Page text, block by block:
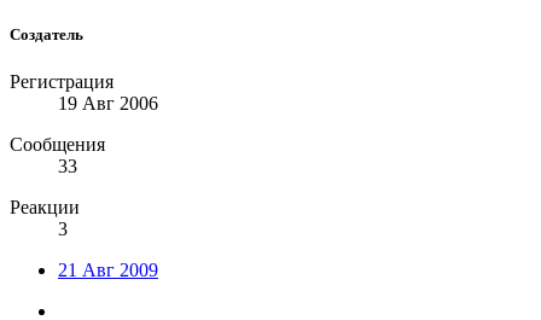
Создатель
Регистрация
19 Авг 2006
Сообщения
33
Реакции
3
21 Авг 2009